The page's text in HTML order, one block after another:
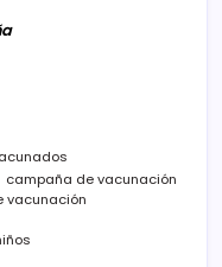
campaña de vacunación
vacunación